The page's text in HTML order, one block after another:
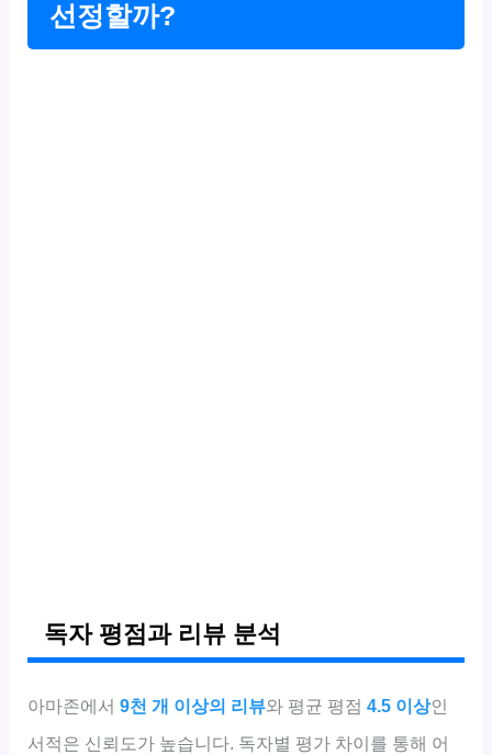
선정할까?
독자 평점과 리뷰 분석
아마존에서9천 개 이상의 리뷰와 평균 평점4.5 이상인
서적은 신뢰도가 높습니다. 독자별 평가 차이를 통해 어